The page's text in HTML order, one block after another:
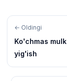
← Oldingi
Ko'chmas
yig'ish